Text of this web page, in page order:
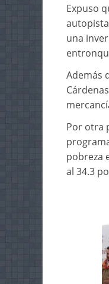
Expuso
una
Además
Por otra
pobreza
al 34.3